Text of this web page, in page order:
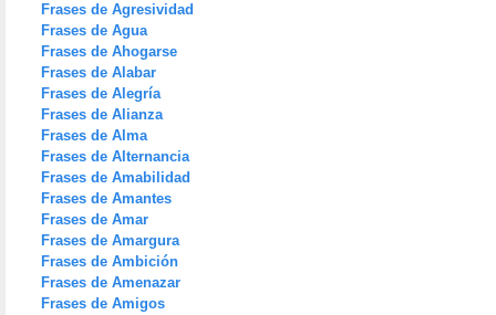
Frases de Agresividad
Frases de Agua
Frases de Ahogarse
Frases de Alabar
Frases de Alegría
Frases de Alianza
Frases de Alma
Frases de Alternancia
Frases de Amabilidad
Frases de Amantes
Frases de Amar
Frases de Amargura
Frases de Ambición
Frases de Amenazar
Frases de Amigos